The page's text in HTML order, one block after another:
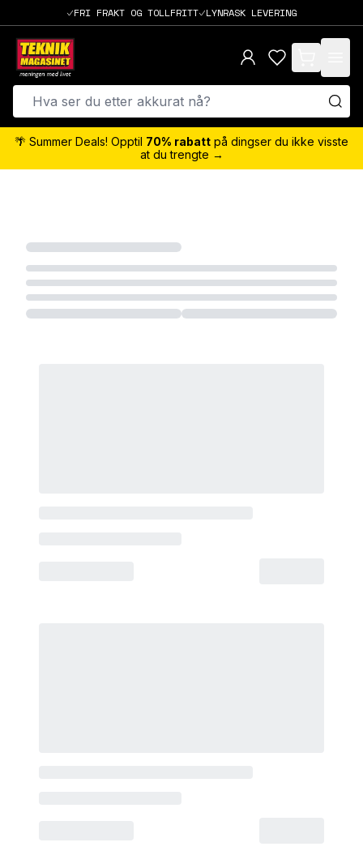
FRI FRAKT OG TOLLFRITT LYNRASK LEVERING
items in cart,
🌴 Summer Deals! Opptil 70% rabatt på dingser du ikke visste
at du trengte →